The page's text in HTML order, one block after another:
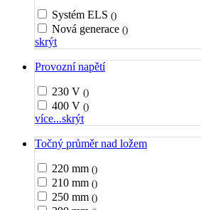
Systém ELS ()
Nová generace ()
skrýt
Provozní napětí
230 V ()
400 V ()
více...skrýt
Točný průměr nad ložem
220 mm ()
210 mm ()
250 mm ()